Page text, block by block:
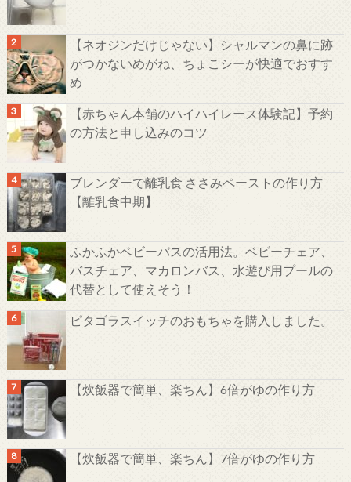
【ネオジンだけじゃない】シャルマンの鼻に跡
がつかないめがね、ちょこシーが快適でおすす
め
【赤ちゃん本舗のハイハイレース体験記】予約
の方法と申し込みのコツ
ブレンダーで離乳食 ささみペーストの作り方
【離乳食中期】
ふかふかベビーバスの活用法。ベビーチェア、
バスチェア、マカロンバス、水遊び用プールの
代替として使えそう！
ピタゴラスイッチのおもちゃを購入しました。
【炊飯器で簡単、楽ちん】6倍がゆの作り方
【炊飯器で簡単、楽ちん】7倍がゆの作り方